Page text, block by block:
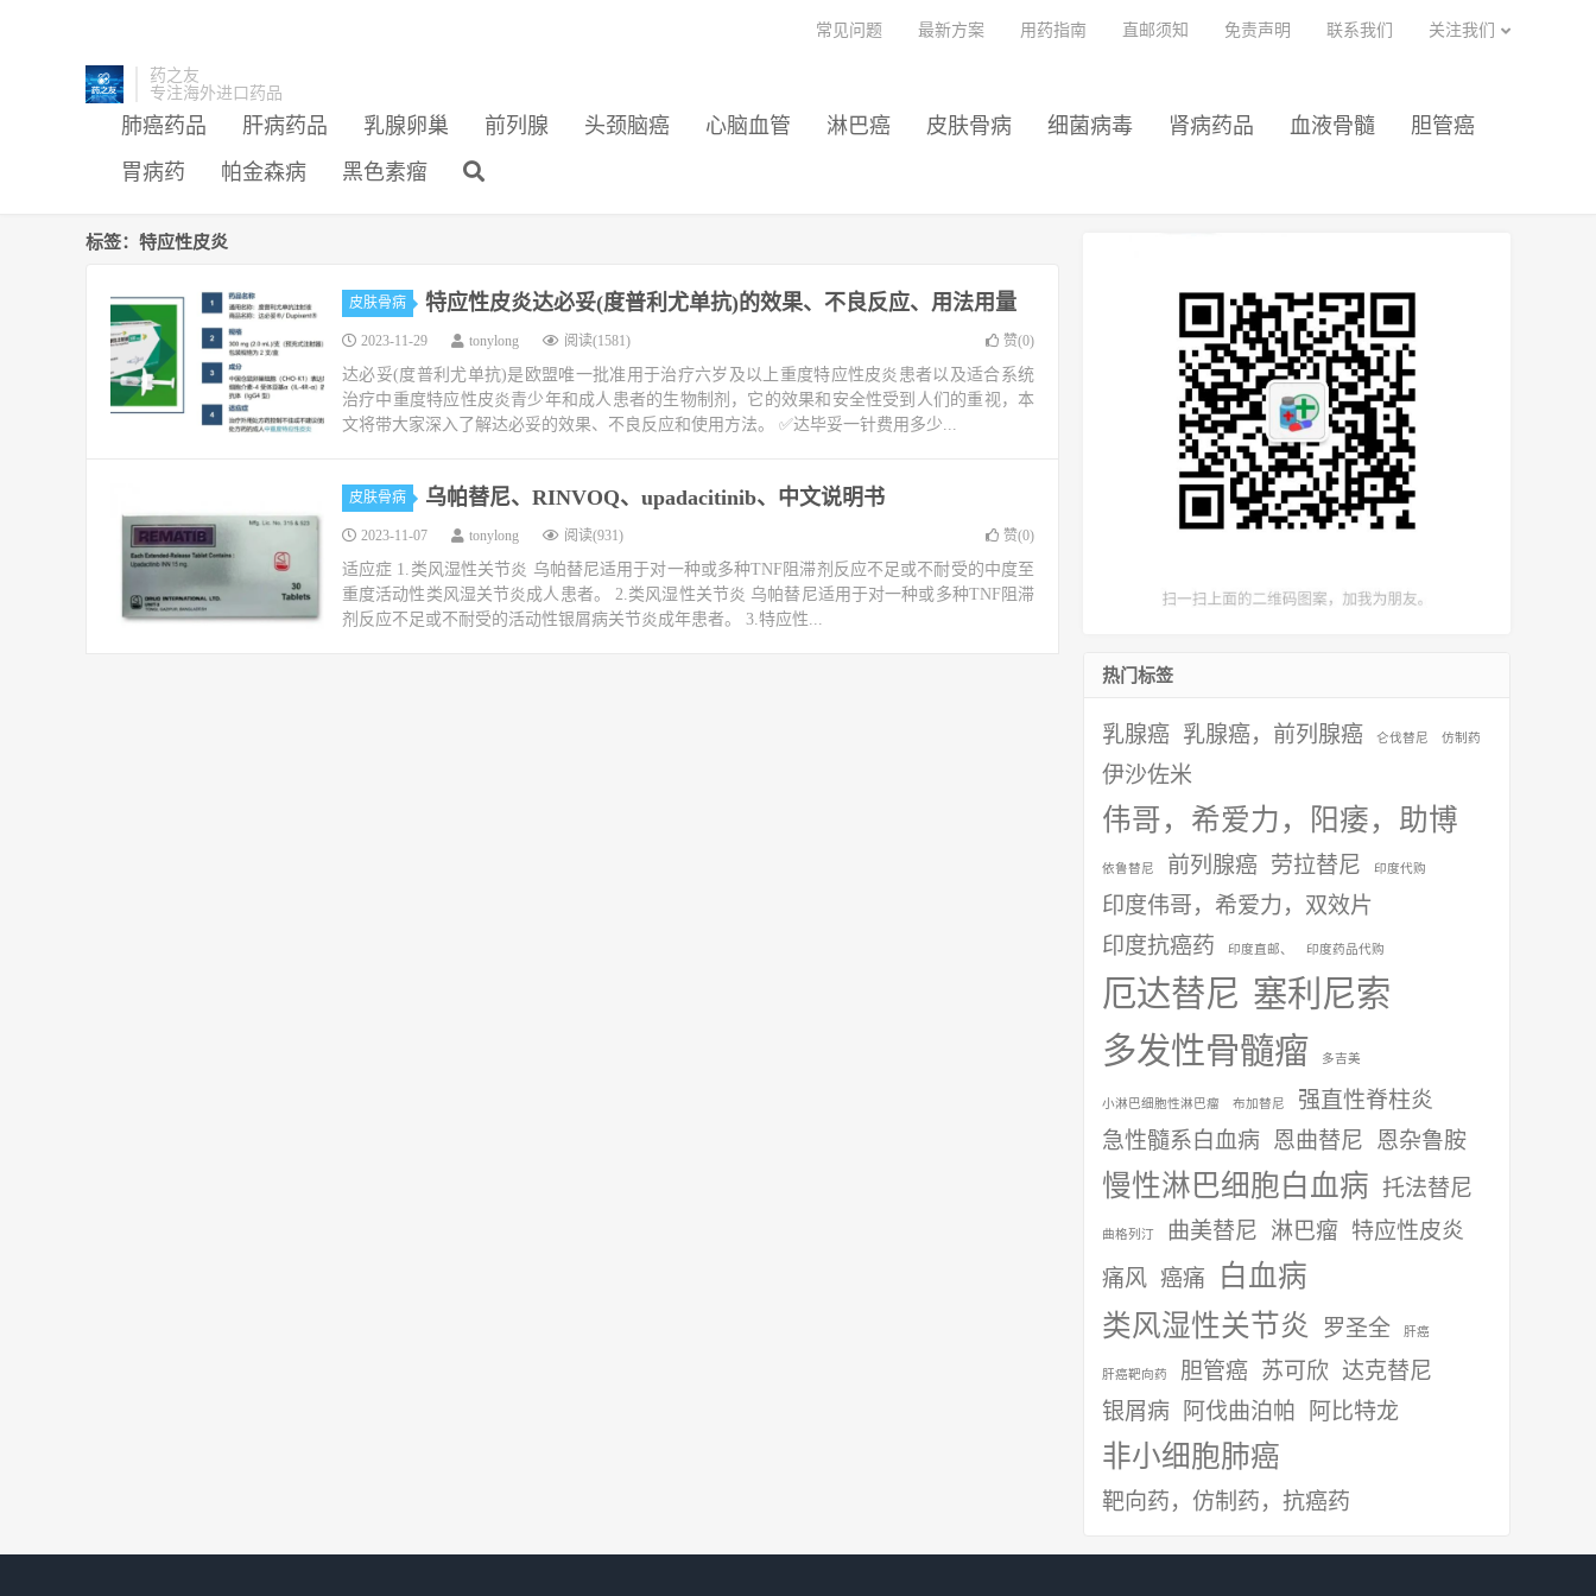
药之友
专注海外进口药品
肺癌药品 肝病药品 乳腺卵巢 前列腺 头颈脑癌 心脑血管 淋巴癌 皮肤骨病 细菌病毒 肾病药品 血液骨髓
胆管癌
胃病药
帕金森病 黑色素瘤
常见问题 最新方案 用药指南 直邮须知 免责声明 联系我们 关注我们
标签：特应性皮炎
皮肤骨病 特应性皮炎达必妥(度普利尤单抗)的效果、不良反应、用法用量
2023-11-29 tonylong 阅读(1581) 赞(0)
达必妥(度普利尤单抗)是欧盟唯一批准用于治疗六岁及以上重度特应性皮炎患者以及适合系统
治疗中重度特应性皮炎青少年和成人患者的生物制剂，它的效果和安全性受到人们的重视，本
文将带大家深入了解达必妥的效果、不良反应和使用方法。 ✅达毕妥一针费用多少...
皮肤骨病 乌帕替尼、RINVOQ、upadacitinib、中文说明书
2023-11-07 tonylong 阅读(931) 赞(0)
适应症 1.类风湿性关节炎 乌帕替尼适用于对一种或多种TNF阻滞剂反应不足或不耐受的中度至
重度活动性类风湿关节炎成人患者。 2.类风湿性关节炎 乌帕替尼适用于对一种或多种TNF阻滞
剂反应不足或不耐受的活动性银屑病关节炎成年患者。 3.特应性...
热门标签
乳腺癌 乳腺癌，前列腺癌 仑伐替尼 仿制药
伊沙佐米
伟哥，希爱力，阳痿，助博
依鲁替尼 前列腺癌 劳拉替尼 印度代购
印度伟哥，希爱力，双效片
印度抗癌药
印度直邮、 印度药品代购
厄达替尼 塞利尼索
多发性骨髓瘤
多吉美
小淋巴细胞性淋巴瘤 布加替尼
强直性脊柱炎
急性髓系白血病
恩曲替尼 恩杂鲁胺
慢性淋巴细胞白血病 托法替尼
曲格列汀 曲美替尼 淋巴瘤 特应性皮炎
痛风 癌痛
白血病
类风湿性关节炎
罗圣全 肝癌
肝癌靶向药 胆管癌 苏可欣 达克替尼
银屑病
阿伐曲泊帕 阿比特龙
非小细胞肺癌
靶向药，仿制药，抗癌药